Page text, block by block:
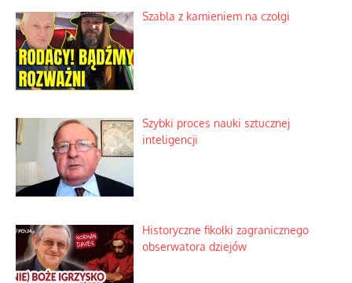
Szabla z kamieniem na czołgi
Szybki proces nauki sztucznej
inteligencji
Historyczne fikołki zagranicznego
obserwatora dziejów